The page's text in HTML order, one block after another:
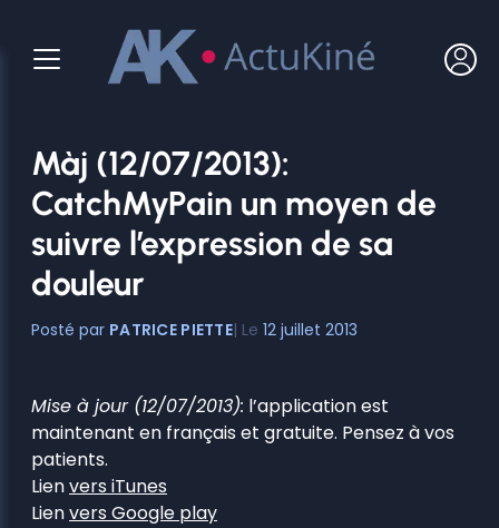
contenu
Màj (12/07/2013):
CatchMyPain un moyen de
suivre l’expression de sa
douleur
PATRICE PIETTE 12 juillet 2013
Mise à jour (12/07/2013): l’application est
maintenant en français et gratuite. Pensez à vos
patients.
Lienvers iTunes
Lienvers Google play